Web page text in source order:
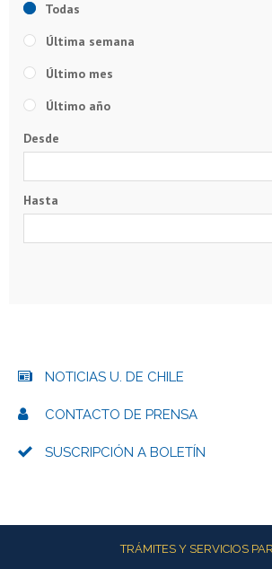
Todas
Última semana
Último mes
Último año
Desde
Hasta
NOTICIAS U. DE CHILE
CONTACTO DE PRENSA
SUSCRIPCIÓN A BOLETÍN
Más informaciónTRÁMITES Y SERVICIOS